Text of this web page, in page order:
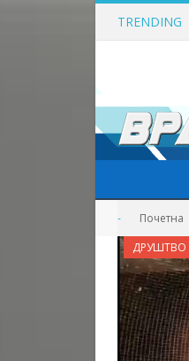
TRENDING
- Почетна
ДРУШТВО